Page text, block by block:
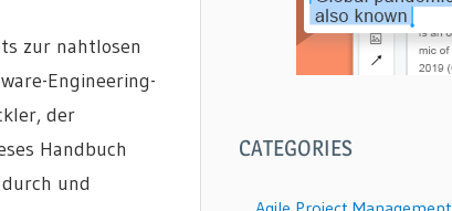
zur nahtlosen
Engineering-
der
Handbuch
und
CATEGORIES